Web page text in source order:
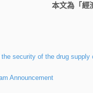
本文為「經
security of the drug
Announcement